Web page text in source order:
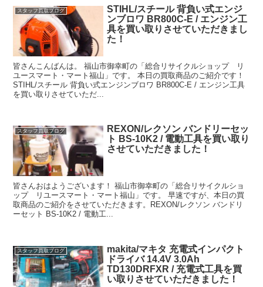
スタッフ買取ブログ
STIHL/スチール 背負い式エンジ
ンブロワ BR800C-E / エンジン工
具を買い取りさせていただきまし
た！
皆さんこんばんは。 福山市御幸町の「総合リサイクルショップ リ
ユースマート・マート福山」です。 本日の買取商品のご紹介です！
STIHL/スチール 背負い式エンジンブロワ BR800C-E / エンジン工具
を買い取りさせていただ...
スタッフ買取ブログ
REXON/レクソン バンドリーセッ
ト BS-10K2 / 電動工具を買い取り
させていただきました！
皆さんおはようございます！ 福山市御幸町の「総合リサイクルショ
ップ リユースマート・マート福山」です。 早速ですが、本日の買
取商品のご紹介をさせていただきます。REXON/レクソン バンドリ
ーセット BS-10K2 / 電動工...
スタッフ買取ブログ
makita/マキタ 充電式インパクト
ドライバ 14.4V 3.0Ah
TD130DRFXR / 充電式工具を買
い取りさせていただきました！